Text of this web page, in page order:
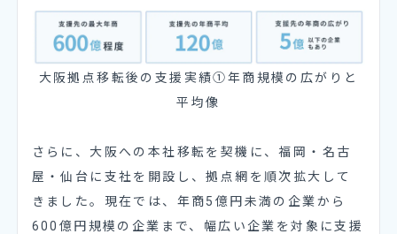
大阪拠点移転後の支援実績①年商規模の広がりと
平均像
さらに、大阪への本社移転を契機に、福岡・名古
屋・仙台に支社を開設し、拠点網を順次拡大して
きました。現在では、年商5億円未満の企業から
600億円規模の企業まで、幅広い企業を対象に支援